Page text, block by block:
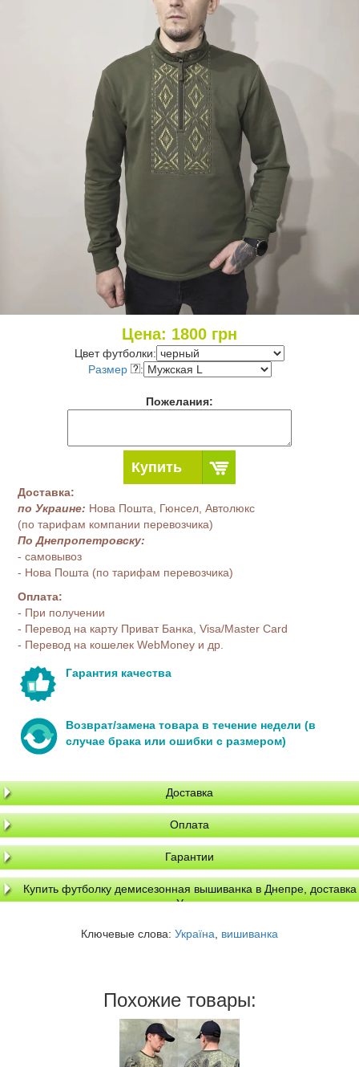
Цена: 1800 грн
Цвет футболки:
Размер
:
Пожелания:
Купить
Доставка:
по Украине: Нова Пошта, Гюнсел, Автолюкс
(по тарифам компании перевозчика)
По Днепропетровску:
- самовывоз
- Нова Пошта (по тарифам перевозчика)
Оплата:
- При получении
- Перевод на карту Приват Банка, Visa/Master Card
- Перевод на кошелек WebMoney и др.
Гарантия качества
Возврат/замена товара в течение недели (в
случае брака или ошибки с размером)
Доставка
Оплата
Гарантии
Купить футболку демисезонная вышиванка в Днепре, доставка
по Украине
Ключевые слова: Україна вишиванка
Похожие товары: